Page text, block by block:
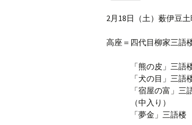
2月18日（土）薮伊豆
高座＝四代目柳家三語
お囃子＝
「熊の皮」三語
「犬の目」三語
「宿屋の富」三
（中入り）
「夢金」三語楼